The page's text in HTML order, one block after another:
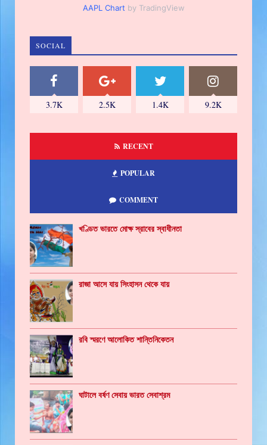
AAPL Chart by TradingView
SOCIAL
3.7K 2.5K 1.4K 9.2K
RECENT
POPULAR
COMMENT
খণ্ডিত ভারতে মোক্ষ স্রাবের স্বাধীনতা
রাজা আসে যায় সিংহাসন থেকে যায়
রবি স্মরণে আলোকিত শান্তিনিকেতন
ঘাটালে বর্ষণ সেবায় ভারত সেবাশ্রম